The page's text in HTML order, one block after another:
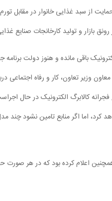
بازار و تولید کارخانجات صنایع
باقی مانده و هنوز دولت
وزیر تعاون، کار و رفاه اجتماعی
کالابرگ الکترونیک در حال
کرد، اما اگر منابع تامین نشود
همچنین اعلام کرده بود که در هر